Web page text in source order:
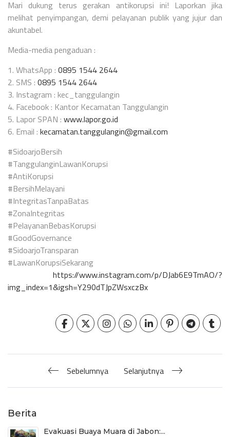
Mari dukung terus gerakan antikorupsi ini! Laporkan jika
melihat penyimpangan, demi pelayanan publik yang jujur dan
akuntabel.
Media-media pengaduan :
1. WhatsApp : 0895 1544 2644
2. SMS : 0895 1544 2644
3. Instagram : kec_tanggulangin
4. Facebook : Kantor Kecamatan Tanggulangin
5. Lapor SPAN : www.lapor.go.id
6. Email : kecamatan.tanggulangin@gmail.com
#SidoarjoBersih
#TanggulanginLawanKorupsi
#AntiKorupsi
#BersihMelayani
#IntegritasTanpaBatas
#ZonaIntegritas
#PelayananBebasKorupsi
#GoodGovernance
#SidoarjoTransparan
#LawanKorupsiSekarang
https://www.instagram.com/p/DJab6E9TmAO/?
img_index=1&igsh=Y290dTJpZWsxczBx
Sebelumnya Selanjutnya
Berita
Evakuasi Buaya Muara di Jabon:...